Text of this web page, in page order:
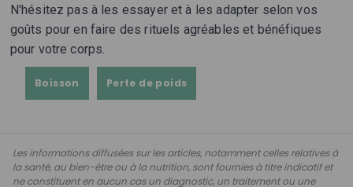
N'hésitez pas à les essayer et à les adapter selon vos
goûts pour en faire des rituels agréables et bénéfiques
pour votre corps.
Boisson Perte de poids
Les informations diffusées sur les articles, notamment celles relatives à
la santé, au bien-être ou à la nutrition, sont fournies à titre indicatif et
ne constituent en aucun cas un diagnostic, un traitement ou une